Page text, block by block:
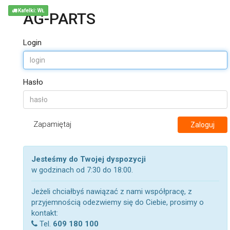
AG-PARTS
Login
Hasło
Zapamiętaj Zaloguj
Jesteśmy do Twojej dyspozycji
w godzinach od 7:30 do 18:00.
Jeżeli chciałbyś nawiązać z nami współpracę, z
przyjemnością odezwiemy się do Ciebie, prosimy o
kontakt:
Tel. 609 180 100
Kafelki: WŁ